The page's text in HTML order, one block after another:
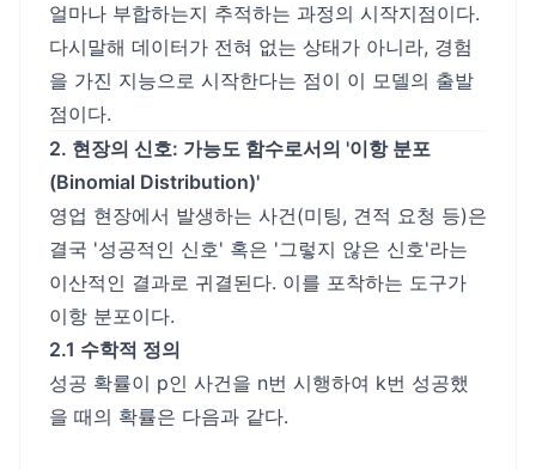
얼마나 부합하는지 추적하는 과정의 시작지점이다.
다시말해 데이터가 전혀 없는 상태가 아니라, 경험
을 가진 지능으로 시작한다는 점이 이 모델의 출발
점이다.
2. 현장의 신호: 가능도 함수로서의 '이항 분포
(Binomial Distribution)'
영업 현장에서 발생하는 사건(미팅, 견적 요청 등)은
결국 '성공적인 신호' 혹은 '그렇지 않은 신호'라는
이산적인 결과로 귀결된다. 이를 포착하는 도구가
이항 분포이다.
2.1 수학적 정의
성공 확률이 p인 사건을 n번 시행하여 k번 성공했
을 때의 확률은 다음과 같다.